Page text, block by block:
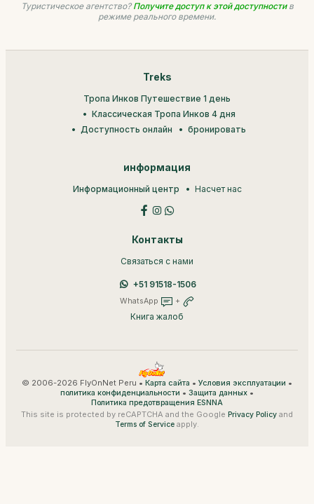
Туристическое агентство? Получите доступ к этой доступностив
режиме реального времени.
Treks
Тропа Инков Путешествие 1 день
Классическая Тропа Инков 4 дня
Доступность онлайн
бронировать
информация
Информационный центр Насчет нас
Контакты
Связаться с нами
+51 91518-1506
WhatsApp +
Книга жалоб
© 2006-2026 FlyOnNet Peru • Карта сайта • Условия эксплуатации •
политика конфиденциальности • Защита данных •
Политика предотвращения ESNNA
This site is protected by reCAPTCHA and the Google Privacy Policy and
Terms of Service apply.